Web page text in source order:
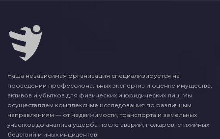
Наша независимая организация специализируется на
проведении профессиональных экспертиз и оценке имущества,
активов и убытков для физических и юридических лиц. Мы
осуществляем комплексные исследования по различным
направлениям — от недвижимости, транспорта и земельных
участков до анализа ущерба после аварий, пожаров, стихийных
бедствий и иных инцидентов.